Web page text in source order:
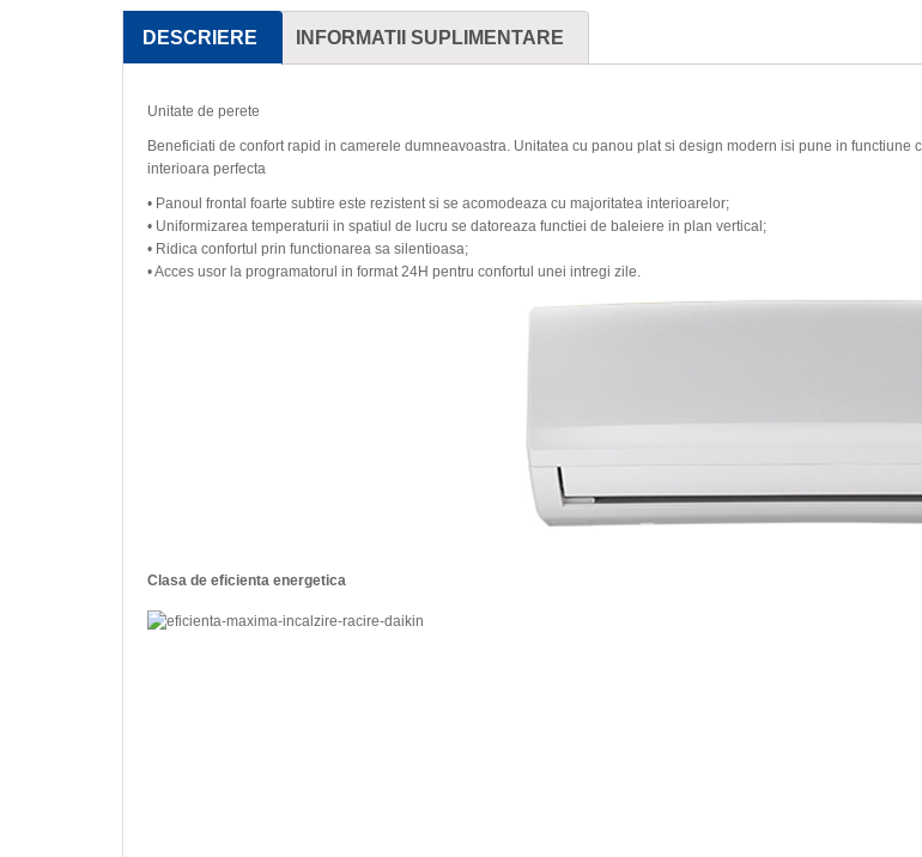
DESCRIERE INFORMATII SUPLIMENTARE
Unitate de perete
Beneficiati de confort rapid in camerele dumneavoastra. Unitatea cu panou plat si design modern isi pune in
interioara perfecta
• Panoul frontal foarte subtire este rezistent si se acomodeaza cu majoritatea interioarelor;
• Uniformizarea temperaturii in spatiul de lucru se datoreaza functiei de baleiere in plan vertical;
• Ridica confortul prin functionarea sa silentioasa;
• Acces usor la programatorul in format 24H pentru confortul unei intregi zile.
Clasa de eficienta energetica